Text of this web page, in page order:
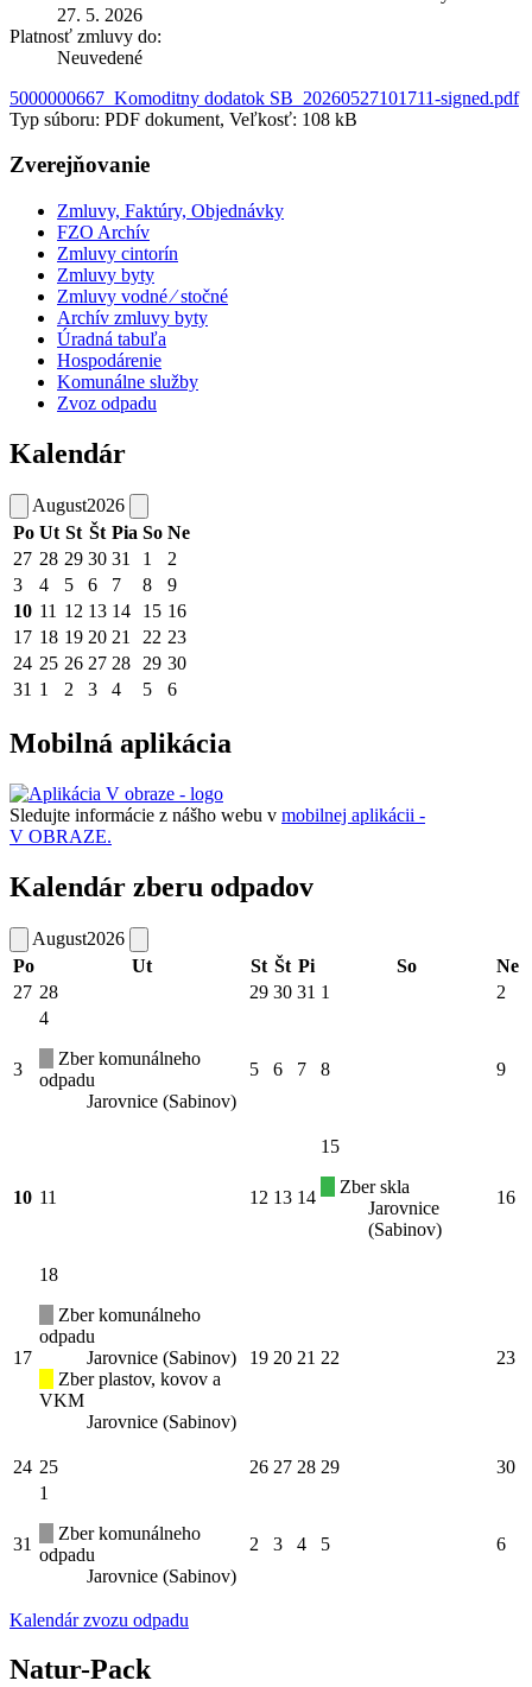
27. 5. 2026
Platnosť zmluvy do:
Neuvedené
5000000667_Komoditny dodatok SB_20260527101711-signed.pdf
Typ súboru: PDF dokument, Veľkosť: 108 kB
Zverejňovanie
Zmluvy, Faktúry, Objednávky
FZO Archív
Zmluvy cintorín
Zmluvy byty
Zmluvy vodné ⁄ stočné
Archív zmluvy byty
Úradná tabuľa
Hospodárenie
Komunálne služby
Zvoz odpadu
Kalendár
August2026
Po Ut St Št Pia So Ne
27 28 29 30 31 1
2
3
4 5 6 7 8
9
10 11 12 13 14 15 16
17 18 19 20 21 22 23
24 25 26 27 28 29 30
31 1 2 3 4 5 6
Mobilná aplikácia
Sledujte informácie z nášho webu v mobilnej aplikácii -
V OBRAZE.
Kalendár zberu odpadov
August2026
Po
Ut St Št Pi So
Ne
27 28 29 30 31 1 2
3
4
Zber komunálneho
odpadu
Jarovnice (Sabinov)
5 6 7 8 9
10 11 12 13 14
15
Zber skla
Jarovnice
(Sabinov)
16
17
18
Zber komunálneho
odpadu
Jarovnice (Sabinov)
Zber plastov, kovov a
VKM
Jarovnice (Sabinov)
19 20 21 22 23
24 25 26 27 28 29 30
31
1
Zber komunálneho
odpadu
Jarovnice (Sabinov)
2 3 4 5 6
Kalendár zvozu odpadu
Natur-Pack